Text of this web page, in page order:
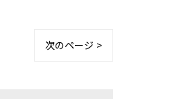
次のページ >